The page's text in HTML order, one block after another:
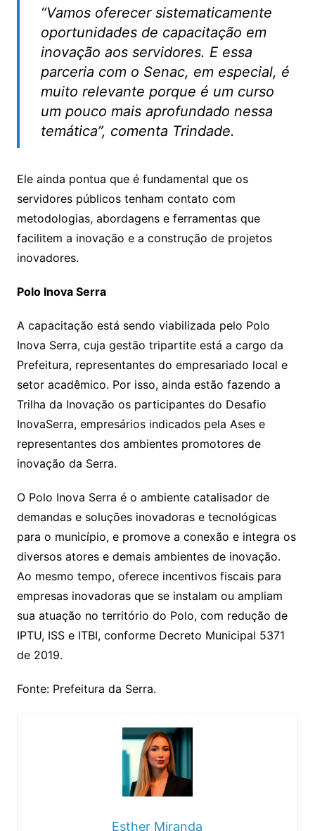
“Vamos oferecer sistematicamente
oportunidades de capacitação em
inovação aos servidores. E essa
parceria com o Senac, em especial, é
muito relevante porque é um curso
um pouco mais aprofundado nessa
temática”, comenta Trindade.
Ele ainda pontua que é fundamental que os
servidores públicos tenham contato com
metodologias, abordagens e ferramentas que
facilitem a inovação e a construção de projetos
inovadores.
Polo Inova Serra
A capacitação está sendo viabilizada pelo Polo
Inova Serra, cuja gestão tripartite está a cargo da
Prefeitura, representantes do empresariado local e
setor acadêmico. Por isso, ainda estão fazendo a
Trilha da Inovação os participantes do Desafio
InovaSerra, empresários indicados pela Ases e
representantes dos ambientes promotores de
inovação da Serra.
O Polo Inova Serra é o ambiente catalisador de
demandas e soluções inovadoras e tecnológicas
para o município, e promove a conexão e integra os
diversos atores e demais ambientes de inovação.
Ao mesmo tempo, oferece incentivos fiscais para
empresas inovadoras que se instalam ou ampliam
sua atuação no território do Polo, com redução de
IPTU, ISS e ITBI, conforme Decreto Municipal 5371
de 2019.
Fonte: Prefeitura da Serra.
Esther Miranda